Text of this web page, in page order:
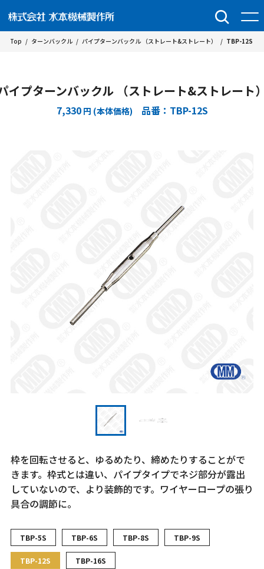
Top / ターンバックル / パイプターンバックル （ストレート&ストレート） / TBP-12S
イプターンバックル （ストレート&ストレート
7,330 円 (本体価格) 品番：TBP-12S
枠を回転させると、ゆるめたり、締めたりすることがで
きます。枠式とは違い、パイプタイプでネジ部分が露出
していないので、より装飾的です。ワイヤーロープの張り
具合の調節に。
TBP-5S TBP-6S TBP-8S TBP-9S
TBP-12S TBP-16S